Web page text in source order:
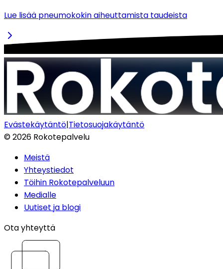
Lue lisää pneumokokin aiheuttamista taudeista
Evästekäytäntö|Tietosuojakäytäntö
©2026 Rokotepalvelu
Meistä
Yhteystiedot
Töihin Rokotepalveluun
Medialle
Uutiset ja blogi
Ota yhteyttä